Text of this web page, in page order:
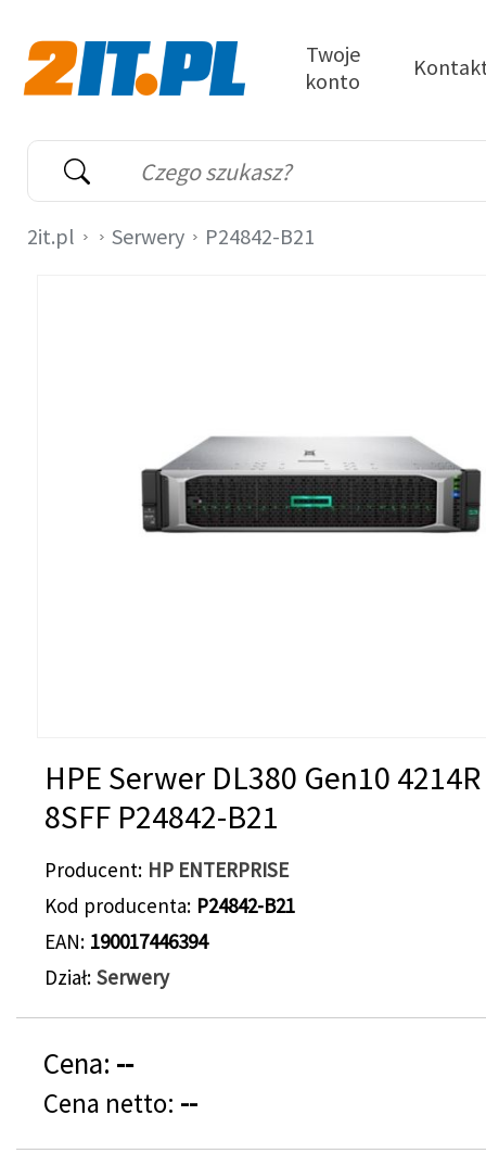
Wyszukiwarka
Słowo kluczowe
Twoje
konto
2it.pl Serwery P24842-B21
HPE Serwer DL380 Gen10
8SFF P24842-B21
Producent HP ENTERPRISE
Kod producenta P24842-B21
EAN 190017446394
Dział Serwery
Cena: --
Cena netto: --